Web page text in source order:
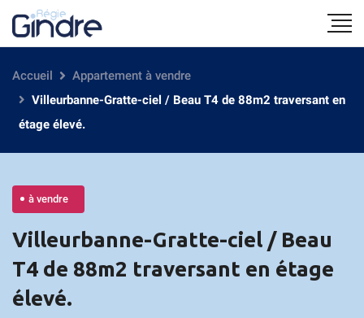
Accueil
Appartement à vendre
Villeurbanne-Gratte-ciel / Beau T4 de 88m2 traversant en
étage élevé.
à vendre
Villeurbanne-Gratte-ciel / Beau
T4 de 88m2 traversant en étage
élevé.